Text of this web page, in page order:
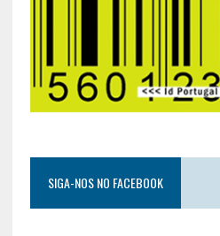
SIGA-NOS NO FACEBOOK